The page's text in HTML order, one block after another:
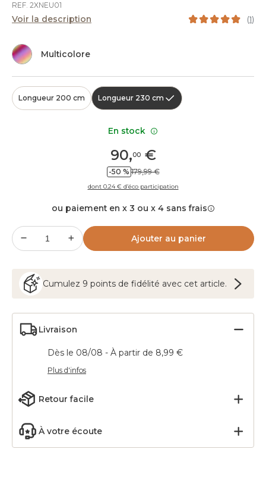
REF. 2XNEU01
Voir la description (1)
Multicolore
Longueur 200 cm Longueur 230 cm
90,00€
-50 % 179,99 €
dont 0.24 € d’éco participation
ou paiement en x 3 ou x 4 sans frais
Ajouter au panier
Cumulez 9 points de fidélité avec cet article.
Livraison
Dès le 08/08 - À partir de 8,99 €
Plus d'infos
Retour facile
À votre écoute